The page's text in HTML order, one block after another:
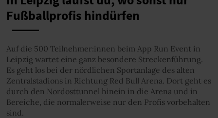
Fußballprofis hindürfen
Auf die 500 Teilnehmer:innen beim App Run Event in
Leipzig wartet eine ganz besondere Streckenführung.
Es geht los bei der nördlichen Sportanlage des alten
Zentralstadions in Richtung Red Bull Arena. Dort geht es
durch den Nordosttunnel hinein in die Arena und in
Bereiche, die normalerweise nur den Profis vorbehalten
sind.